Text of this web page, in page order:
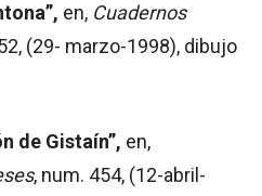
en, Cuadernos
(29- marzo-1998), dibujo
de Gistaín”, en,
, num. 454, (12-abril-